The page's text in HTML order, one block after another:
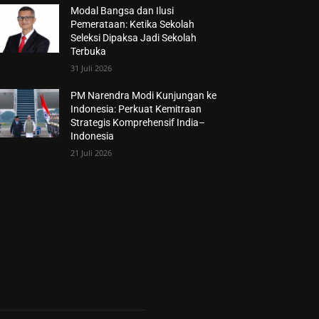
Modal Bangsa dan Ilusi
Pemerataan: Ketika Sekolah
Seleksi Dipaksa Jadi Sekolah
Terbuka
31 Juli 2026
PM Narendra Modi Kunjungan ke
Indonesia: Perkuat Kemitraan
Strategis Komprehensif India–
Indonesia
21 Juli 2026